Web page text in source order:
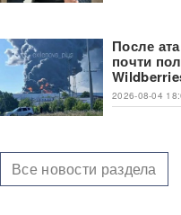
После
почти
2026-08-04
Все новости раздела